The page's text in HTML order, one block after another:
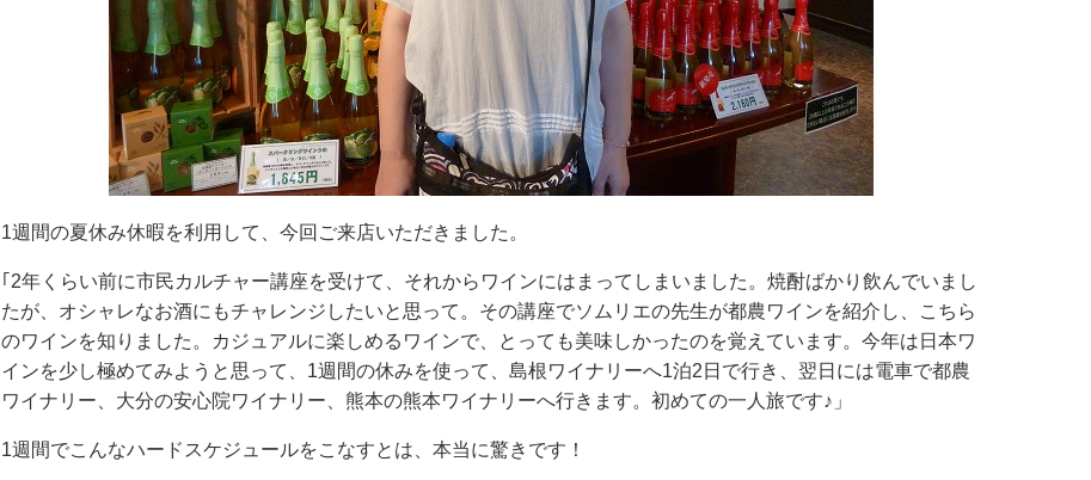
1週間の夏休み休暇を利用して、今回ご来店いただきました。
｢2年くらい前に市民カルチャー講座を受けて、それからワインにはまってしまいました。焼酎ばかり飲んでいまし
たが、オシャレなお酒にもチャレンジしたいと思って。その講座でソムリエの先生が都農ワインを紹介し、こちら
のワインを知りました。カジュアルに楽しめるワインで、とっても美味しかったのを覚えています。今年は日本ワ
インを少し極めてみようと思って、1週間の休みを使って、島根ワイナリーへ1泊2日で行き、翌日には電車で都農
ワイナリー、大分の安心院ワイナリー、熊本の熊本ワイナリーへ行きます。初めての一人旅です♪」
1週間でこんなハードスケジュールをこなすとは、本当に驚きです！